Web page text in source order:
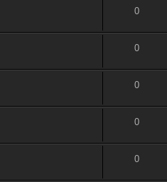
0
0
0
0
0